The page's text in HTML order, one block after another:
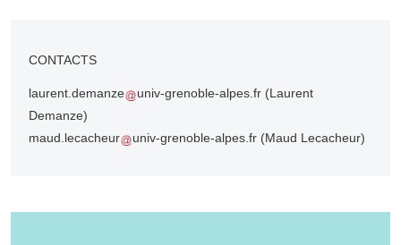
CONTACTS
laurent.demanze univ-grenoble-alpes.fr (Laurent
Demanze)
maud.lecacheur
univ-grenoble-alpes.fr (Maud Lecacheur)